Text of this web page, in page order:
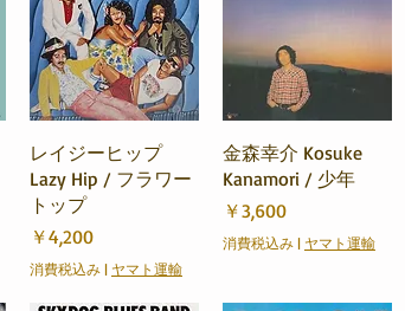
クイックビュー
レイジーヒップ
Lazy Hip / フラワー
トップ
価格
￥4,200
消費税込み| ヤマト運輸
クイックビュー
金森幸介 Kosuke
Kanamori / 少年
価格
￥3,600
消費税込み| ヤマト運輸